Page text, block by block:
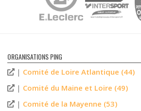
ORGANISATIONS PING
| Comité de Loire Atlantique (44)
| Comité du Maine et Loire (49)
| Comité de la Mayenne (53)